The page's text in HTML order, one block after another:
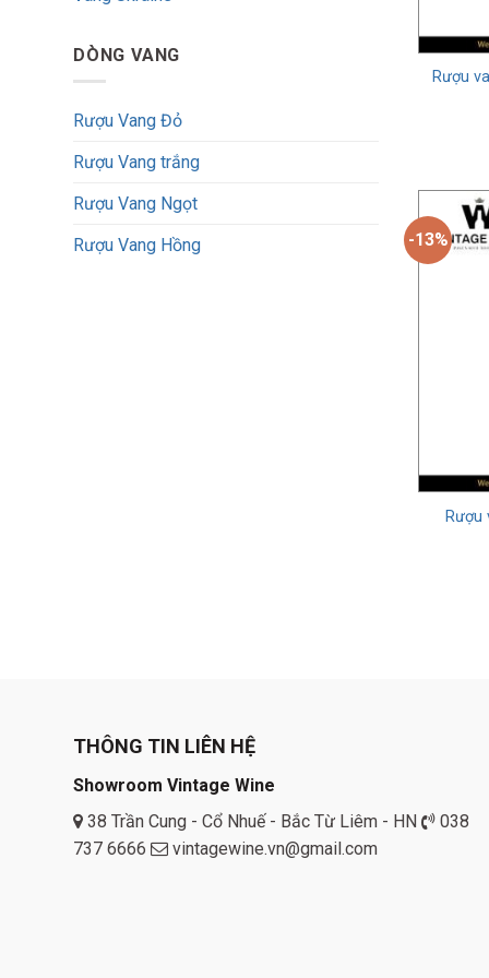
DÒNG VANG
Rượu Vang Đỏ
Rượu Vang trắng
Rượu Vang Ngọt
Rượu Vang Hồng
thức
Quá trình
là ủ
là một
Các
Rượu
Rượu
xuất
hương
mát,
Rượu
khi mở
Pháp,
Rượu
vang
Bồ Đào
Rượu
-13%
Rượu
THÔNG TIN LIÊN HỆ
Showroom Vintage Wine
38 Trần Cung - Cổ Nhuế - Bắc Từ Liêm - HN
038
737 6666
vintagewine.vn@gmail.com